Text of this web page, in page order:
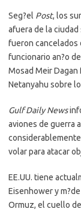
Seg?el Post, los
afuera de la ciudad
fueron cancelados
funcionario an?o
Mosad Meir Dagan
Netanyahu sobre
Gulf Daily News
aviones de guerra
volar para atacar
EE.UU. tiene
Eisenhower y
Ormuz, el cuello